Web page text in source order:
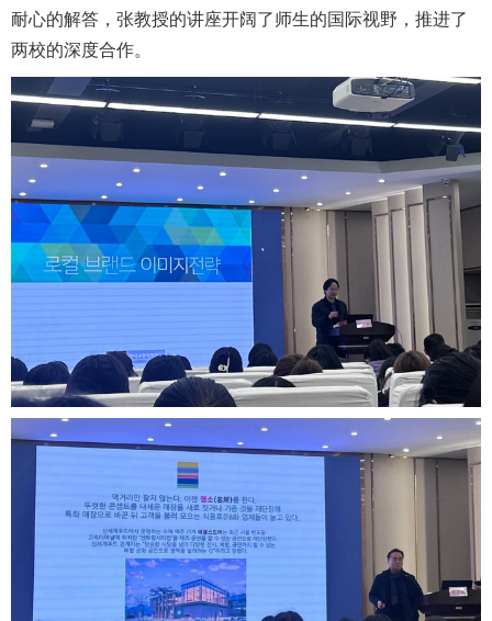
耐心的解答，张教授的讲座开阔了师生的国际视野，推进了
两校的深度合作。